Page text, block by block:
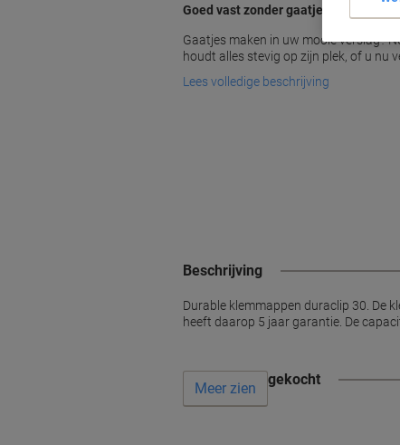
Goed vast zonder gaatjes
Gaatjes maken in uw mooie verslag?
houdt alles stevig op zijn plek, of u nu
Lees volledige beschrijving
Beschrijving
Durable klemmappen duraclip 30. De
heeft daarop 5 jaar garantie. De
Vaak samen gekocht
Meer zien